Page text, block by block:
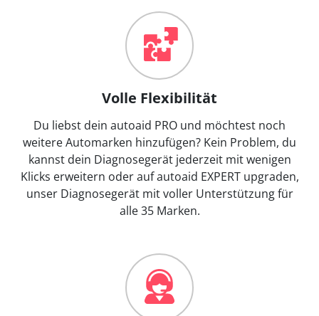
Volle Flexibilität
Du liebst dein autoaid PRO und möchtest noch
weitere Automarken hinzufügen? Kein Problem, du
kannst dein Diagnosegerät jederzeit mit wenigen
Klicks erweitern oder auf autoaid EXPERT upgraden,
unser Diagnosegerät mit voller Unterstützung für
alle 35 Marken.